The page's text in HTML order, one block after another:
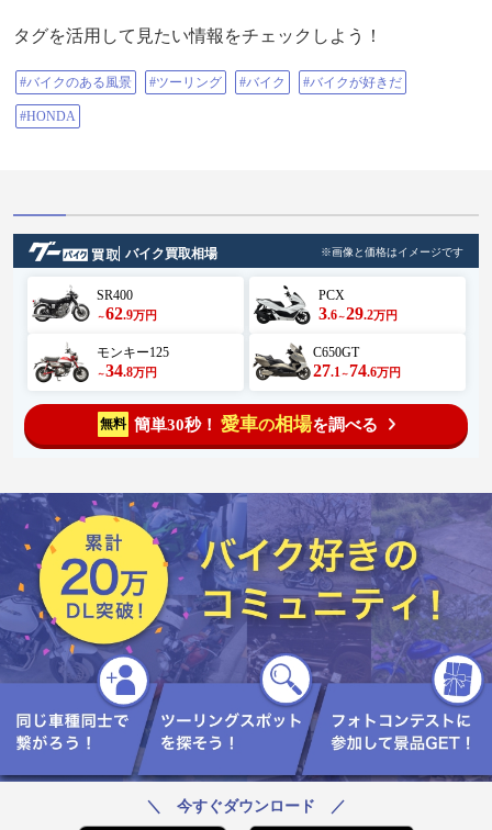
タグを活用して見たい情報をチェックしよう！
#バイクのある風景 #ツーリング #バイク #バイクが好きだ
#HONDA
バイク買取相場 ※画像と価格はイメージです
SR400
～62.9万円
PCX
3.6～29.2万円
モンキー125
～34.8万円
C650GT
27.1 ～ 74.6万円
無料 簡単30秒！ 愛車の相場を調べる
＼ 今すぐダウンロード ／